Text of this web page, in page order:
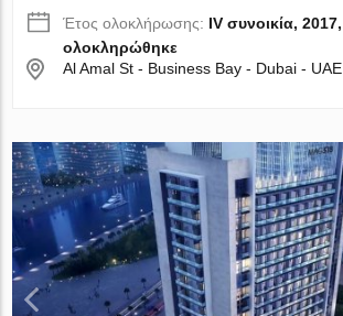
Έτος ολοκλήρωσης: IV συνοικία, 2017,
ολοκληρώθηκε
Al Amal St - Business Bay - Dubai - UAE